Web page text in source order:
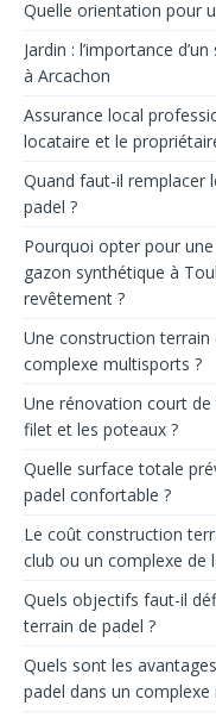
Quelle orientation pour
Jardin : l’importance
à Arcachon
Assurance local
locataire et le
Quand faut-il remplacer
padel ?
Pourquoi opter pour
gazon synthétique à
revêtement ?
Une construction terrain
complexe multisports ?
Une rénovation court
filet et les poteaux ?
Quelle surface totale
padel confortable ?
Le coût construction
club ou un complexe de
Quels objectifs faut-il
terrain de padel ?
Quels sont les
padel dans un